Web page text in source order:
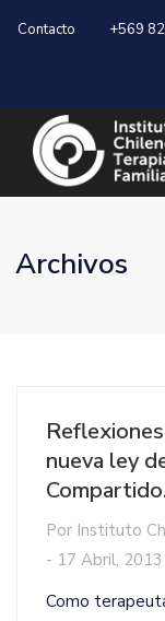
Contacto +569
Archivos
nueva ley
Compartido.
Por Instituto
- 17 Abril, 2013
Como